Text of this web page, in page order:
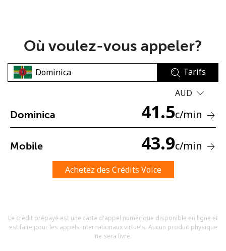
Aucun mot de passe créé
Un numéro
Restez en contact pour obtenir nos meilleures offres.
Où voulez-vous appeler?
Tarifs
AUD
Dominica 41.5c/min
Mobile 43.9c/min
Achetez des Crédits Voice
Le crédit prépayé est une carte d'appel numérique disponible en ligne et
est faite pour les appels internationaux virtuels. Aucun produit physique
ne sera livré.